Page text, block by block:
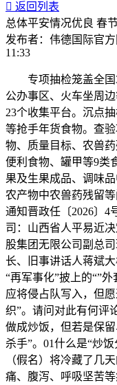
 返回列表
总体平安情况优良 春
发布者： 伟德国际官
11:33
专项抽检笼盖全国
公办事区、火车坐周
23个收集平台。沉点
等抢手年货食物。查
物、质量目标、农兽
便利食物、罐甲等9类
果及生果成品、调味
农产物中农兽药残留
通知晋政任〔2026〕
司：山西省人平易近
股集团无限公司副总
长、旧事讲话人蒋斌
“再军事化”披上的“”
应将侵占队写入，但
织”。请问对此有何评
做成炒饭，但若是保
杀手”。01什么是“炒
（假名）将冷藏了几
痛、腹泻、呼吸坚苦